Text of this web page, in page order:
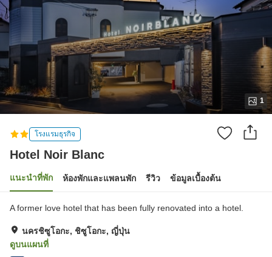
1
โรงแรมธุรกิจ
Hotel Noir Blanc
แนะนำที่พัก ห้องพักและแพลนพัก รีวิว ข้อมูลเบื้องต้น
A former love hotel that has been fully renovated into a hotel.
นครชิซูโอกะ, ชิซูโอกะ, ญี่ปุ่น
ดูบนแผนที่